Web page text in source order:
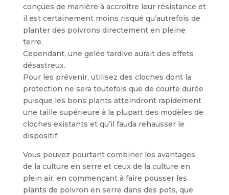
conçues de manière à accroître leur résistance et
il est certainement moins risqué qu’autrefois de
planter des poivrons directement en pleine
terre.
Cependant, une gelée tardive aurait des effets
désastreux.
Pour les prévenir, utilisez des cloches dont la
protection ne sera toutefois que de courte durée
puisque les bons plants atteindront rapidement
une taille supérieure à la plupart des modèles de
cloches existants et qu’il fauda rehausser le
dispositif.
Vous pouvez pourtant combiner les avantages
de la culture en serre et ceux de la culture en
plein air, en commençant à faire pousser les
plants de poivron en serre dans des pots, que